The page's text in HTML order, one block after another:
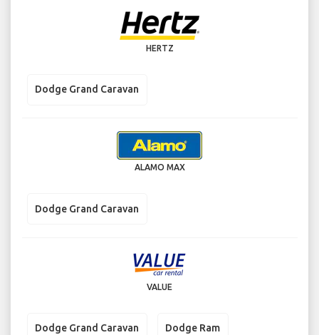
HERTZ
Dodge Grand Caravan
ALAMO MAX
Dodge Grand Caravan
VALUE
Dodge Grand Caravan Dodge Ram